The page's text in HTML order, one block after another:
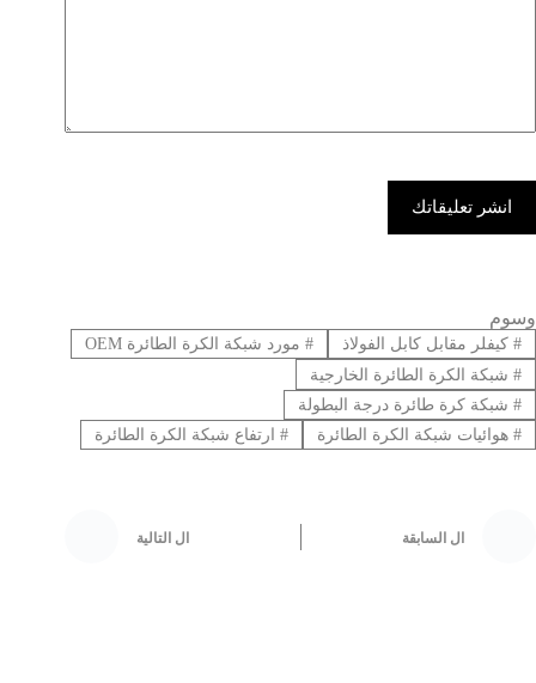
انشر تعليقاتك
وسوم
#كيفلر مقابل كابل الفولاذ #مورد شبكة الكرة الطائرة OEM
#شبكة الكرة الطائرة الخارجية
#شبكة كرة طائرة درجة البطولة
#هوائيات شبكة الكرة الطائرة #ارتفاع شبكة الكرة الطائرة
ال السابقة ال التالية